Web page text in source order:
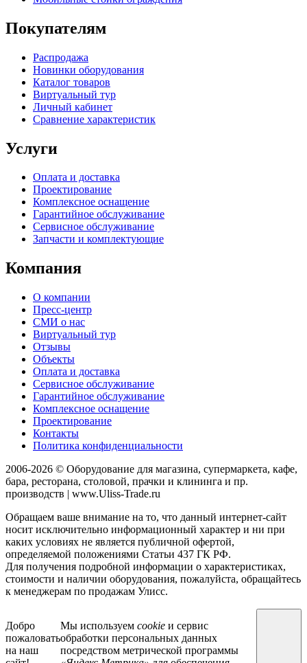
Покупателям
Распродажа
Новинки оборудования
Каталог товаров
Виртуальный тур
Личный кабинет
Сравнение характеристик
Услуги
Оплата и доставка
Проектирование
Комплексное оснащение
Гарантийное обслуживание
Сервисное обслуживание
Запчасти и комплектующие
Компания
О компании
Пресс-центр
СМИ о нас
Виртуальный тур
Отзывы
Объекты
Оплата и доставка
Сервисное обслуживание
Гарантийное обслуживание
Комплексное оснащение
Проектирование
Контакты
Политика конфиденциальности
2006-2026 © Оборудование для магазина, супермаркета, кафе,
бара, ресторана, столовой, прачки и клининга и пр.
производств | www.Uliss-Trade.ru
Обращаем ваше внимание на то, что данный интернет-сайт
носит исключительно информационный характер и ни при
каких условиях не является публичной офертой,
определяемой положениями Статьи 437 ГК РФ.
Для получения подробной информации о характеристиках,
стоимости и наличии оборудования, пожалуйста, обращайтесь
к менеджерам по продажам Улисс.
Добро
пожаловать
на наш
Мы используем cookie и сервис
обработки персональных данных
посредством метрической программы